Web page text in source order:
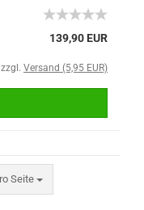
139,90 EUR
Versand (5,95 EUR)
Seite